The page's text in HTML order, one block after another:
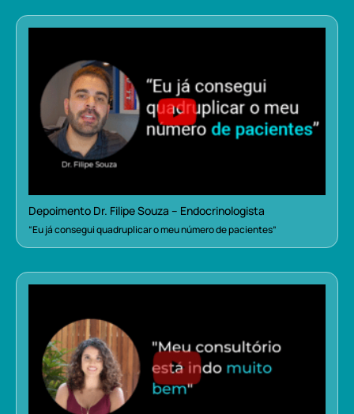
Depoimento Dr. Filipe Souza – Endocrinologista
“Eu já consegui quadruplicar o meu número de pacientes”